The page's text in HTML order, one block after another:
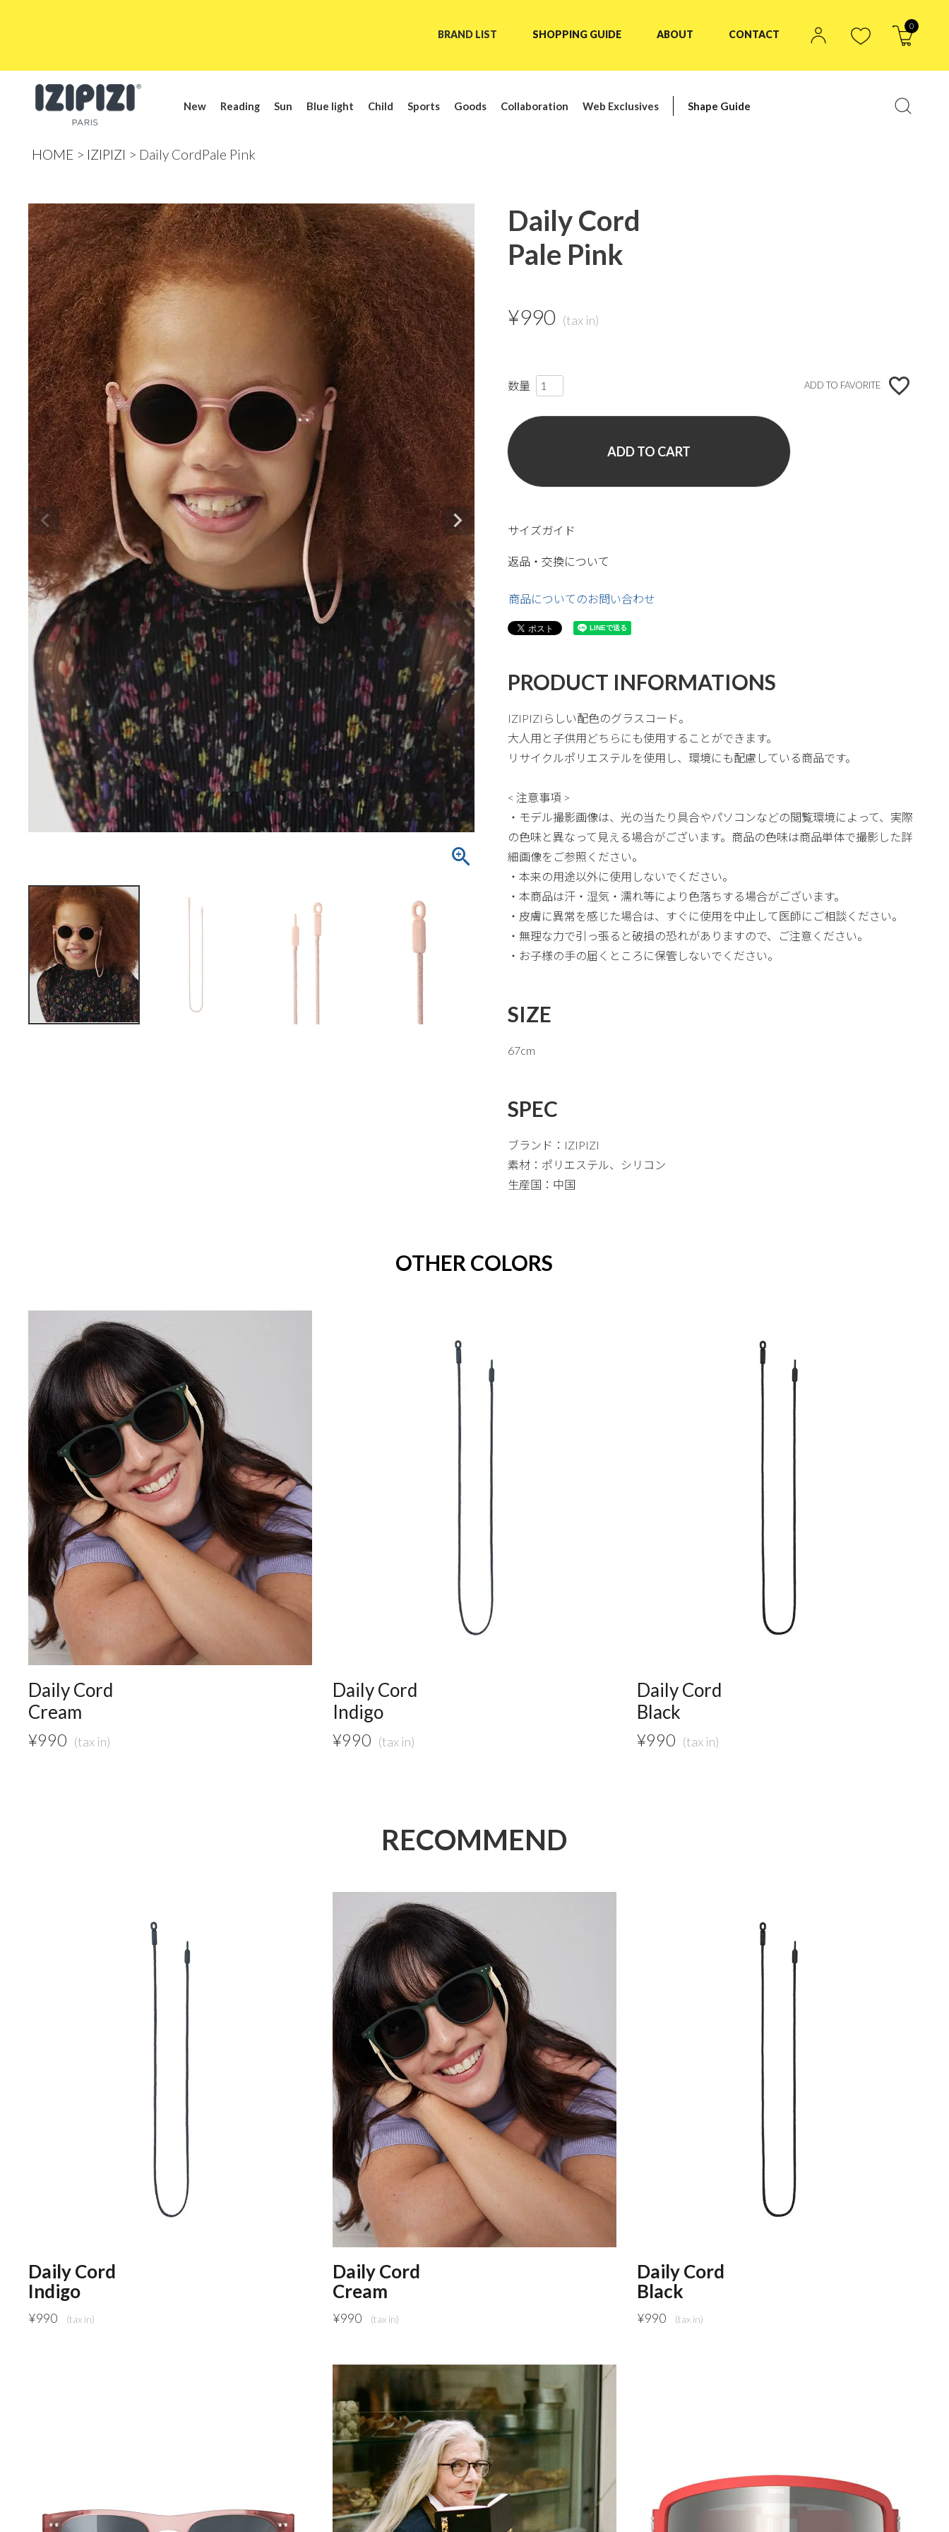
BRAND LIST SHOPPING GUIDE ABOUT CONTACT
0
New Reading Sun Blue light Child Sports Goods Collaboration Web Exclusives Shape Guide
HOME IZIPIZI Daily CordPale Pink
Daily Cord
Pale Pink
¥990
ADD TO FAVORITE
ADD TO CART
サイズガイド
返品・交換について
商品についてのお問い合わせ
PRODUCT INFORMATIONS
IZIPIZIらしい配色のグラスコード。
大人用と子供用どちらにも使用することができます。
リサイクルポリエステルを使用し、環境にも配慮している商品です。
< 注意事項 >
・モデル撮影画像は、光の当たり具合やパソコンなどの閲覧環境によって、実際
の色味と異なって見える場合がございます。商品の色味は商品単体で撮影した詳
細画像をご参照ください。
・本来の用途以外に使用しないでください。
・本商品は汗・湿気・濡れ等により色落ちする場合がございます。
・皮膚に異常を感じた場合は、すぐに使用を中止して医師にご相談ください。
・無理な力で引っ張ると破損の恐れがありますので、ご注意ください。
・お子様の手の届くところに保管しないでください。
SIZE
67cm
SPEC
ブランド：IZIPIZI
素材：ポリエステル、シリコン
生産国：中国
OTHER COLORS
Daily Cord
Cream
¥990
Daily Cord
Indigo
¥990
Daily Cord
Black
¥990
RECOMMEND
Daily Cord
Indigo
¥990
Daily Cord
Cream
¥990
Daily Cord
Black
¥990